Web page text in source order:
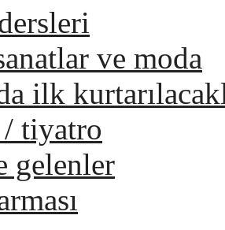
ve moda
ilk
/ tiyatro
gelenler